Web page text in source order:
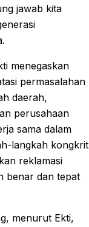
jawab kita
menegaskan
permasalahan
daerah,
perusahaan
sama dalam
langkah kongkrit
reklamasi
benar dan tepat
menurut Ekti,